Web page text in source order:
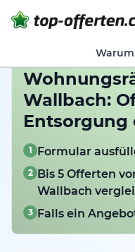
Wallbach:
Entsorgung
1 Formular
2 Bis 5 Offerten
Wallbach
3 Falls ein